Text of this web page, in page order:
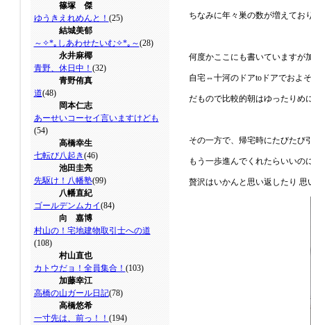
篠塚 傑
ゆうきえれめんと！ (25)
結城美郁
～✧*｡しあわせたいむ✧*｡～(28)
永井麻椰
青野、休日中！ (32)
青野侑真
道(48)
岡本仁志
あーせいコーセイ言いますけども
(54)
高橋幸生
七転び八起き(46)
池田圭亮
先駆け！八幡塾(99)
八幡直紀
ゴールデンムカイ(84)
向 嘉博
村山の！宅地建物取引士への道
(108)
村山直也
カトウだョ！全員集合！ (103)
加藤幸江
高橋の山ガール日記(78)
高橋悠希
一寸先は、前っ！！ (194)
ちなみに年々巣の数が増えて
何度かここにも書いていますが
自宅⇔十河のドアtoドアでおよ
だもので比較的朝はゆったりめ
その一方で、帰宅時にたびたび
もう一歩進んでくれたらいいの
贅沢はいかんと思い返したり 思